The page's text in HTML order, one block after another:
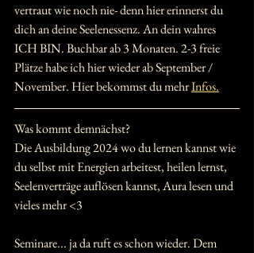
vertraut wie noch nie- denn hier erinnerst du
dich an deine Seelenessenz. An dein wahres
ICH BIN. Buchbar ab 3 Monaten. 2-3 freie
Plätze habe ich hier wieder ab September /
November. Hier bekommst du mehr Infos.
Was kommt demnächst?
Die Ausbildung 2024 wo du lernen kannst wie
du selbst mit Energien arbeitest, heilen lernst,
Seelenverträge auflösen kannst, Aura lesen und
vieles mehr <3
Seminare... ja da ruft es schon wieder. Dem